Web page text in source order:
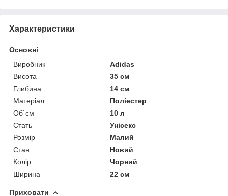
Характеристики
Основні
Виробник
Adidas
Висота
35 см
Глибина
14 см
Матеріал
Поліестер
Об`єм
10 л
Стать
Унісекс
Розмір
Малий
Стан
Новий
Колір
Чорний
Ширина
22 см
Приховати